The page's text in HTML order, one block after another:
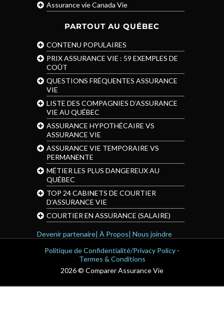
Assurance vie Canada Vie
PARTOUT AU QUÉBEC
CONTENU POPULAIRES
PRIX ASSURANCE VIE : 59 EXEMPLES DE
COÛT
QUESTIONS FRÉQUENTES ASSURANCE
VIE
LISTE DES COMPAGNIES D’ASSURANCE
VIE AU QUÉBEC
ASSURANCE HYPOTHÉCAIRE VS
ASSURANCE VIE
ASSURANCE VIE TEMPORAIRE VS
PERMANENTE
MÉTIER LES PLUS DANGEREUX AU
QUÉBEC
TOP 24 CABINETS DE COURTIER
D’ASSURANCE VIE
COURTIER EN ASSURANCE (SALAIRE)
Devenir partenaire| À Propos| Nous joindre
Politique de Confidentialité/Privacy Policy -
Termes & Conditions
2026 © Comparer Assurance Vie